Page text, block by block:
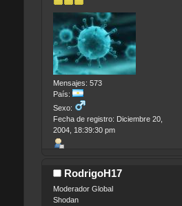
Mensajes: 573
País:
Sexo:
Fecha de registro: Diciembre 20,
2004, 18:39:30 pm
RodrigoH17
Moderador Global
Shodan